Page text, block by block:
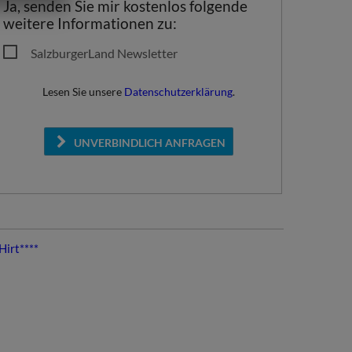
Ja, senden Sie mir kostenlos folgende
weitere Informationen zu:
SalzburgerLand Newsletter
Lesen Sie unsere Datenschutzerklärung.
UNVERBINDLICH ANFRAGEN